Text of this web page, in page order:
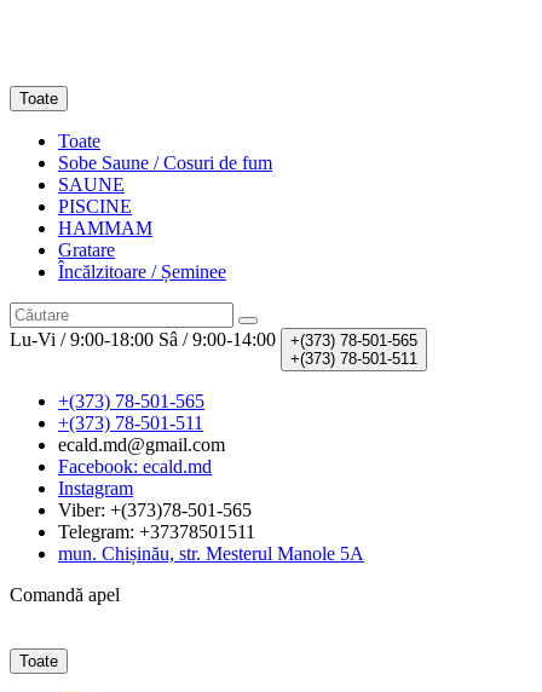
Toate
Toate
Sobe Saune / Cosuri de fum
SAUNE
PISCINE
HAMMAM
Gratare
Încălzitoare / Șeminee
Lu-Vi / 9:00-18:00 Sâ / 9:00-14:00 +(373) 78-501-565
+(373) 78-501-511
+(373) 78-501-565
+(373) 78-501-511
ecald.md@gmail.com
Facebook: ecald.md
Instagram
Viber: +(373)78-501-565
Telegram: +37378501511
mun. Chișinău, str. Mesterul Manole 5A
Comandă apel
Toate